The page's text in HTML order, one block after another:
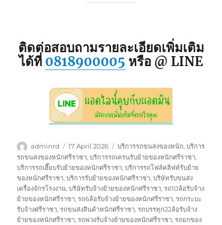
ติดต่อสอบถามรายละเอียดเพิ่มเติม
ได้ที่ 0818900005 หรือ @ LINE
Author
adminrd
Posted
on
17 April 2026 Tags
บริการรถขนสงของหนัก,บริการ
รถขนสงของหนักศรีราชา,บริการรถเครนรับย้ายของหนักศรีราชา,
บริการรถเฮี๊ยบรับย้ายของหนักศรีราชา,บริการรถโฟล์คลิฟท์รับย้าย
ของหนักศรีราชา,บริการรับย้ายของหนักศรีราชา,บริษัทรับขนส่ง
เครื่องจักรโรงงาน,บริษัทรับจ้างย้ายของหนักศรีราชา,รถ10ล้อรับจ้าง
ย้ายของหนักศรีราชา,รถ6ล้อรับจ้างย้ายของหนักศรีราชา,รถกระบะ
รับจ้างศรีราชา,รถขนส่งสินค้าหนักศรีราชา,รถบรรทุก22ล้อรับจ้าง
ย้ายของหนักศรีราชา,รถพ่วงรับจ้างย้ายของหนักศรีราชา,รถยกของ